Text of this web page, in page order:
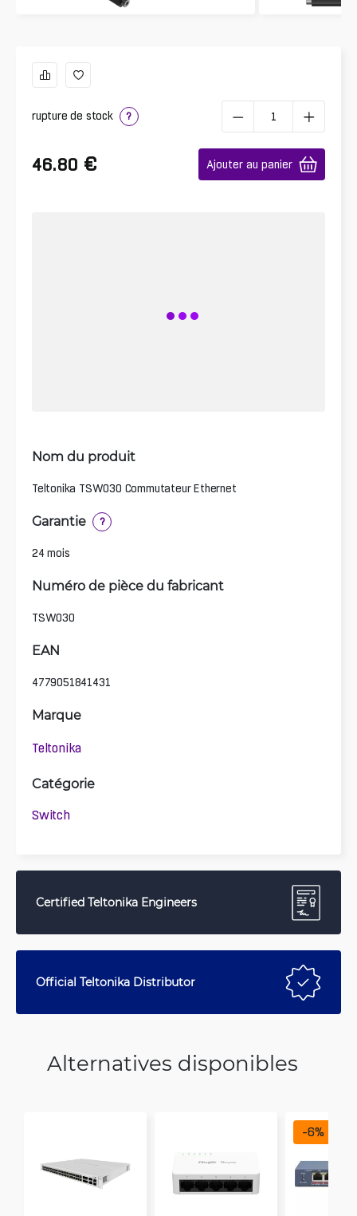
rupture de stock ?
46.80 € Ajouter au panier
Nom du produit
Teltonika TSW030 Commutateur Ethernet
Garantie ?
24 mois
Numéro de pièce du fabricant
TSW030
EAN
4779051841431
Marque
Teltonika
Catégorie
Switch
Certified Teltonika Engineers
Official Teltonika Distributor
Alternatives disponibles
-6%